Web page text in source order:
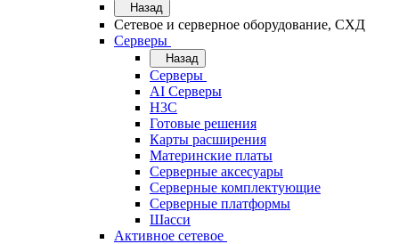
Назад
Сетевое и серверное оборудование, СХД
Cерверы
Назад
Cерверы
AI Серверы
H3C
Готовые решения
Карты расширения
Материнские платы
Серверные аксесуары
Серверные комплектующие
Серверные платформы
Шасси
Активное сетевое